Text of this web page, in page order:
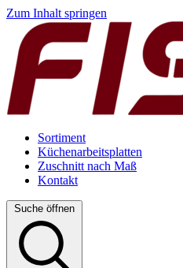
Zum Inhalt springen
Sortiment
Küchenarbeitsplatten
Zuschnitt nach Maß
Kontakt
Suche öffnen